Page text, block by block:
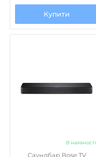
Саундбар Bose TV